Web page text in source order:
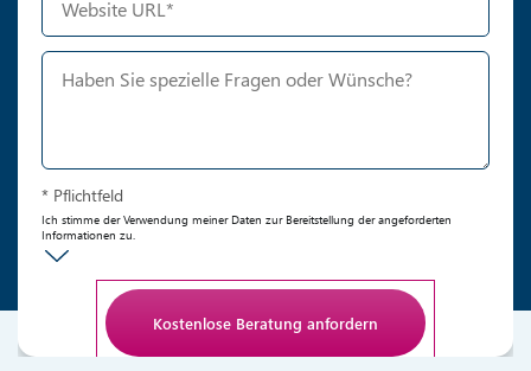
* Pflichtfeld
Ich stimme der Verwendung meiner Daten zur Bereitstellung der angeforderten
Informationen zu.